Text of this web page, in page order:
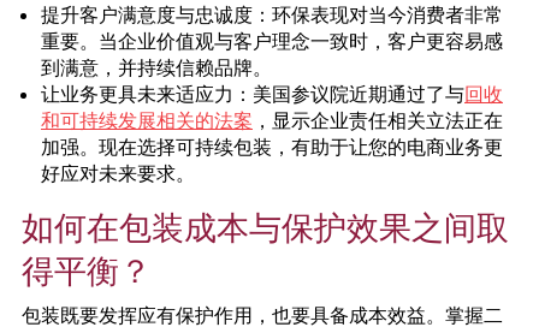
提升客户满意度与忠诚度：环保表现对当今消费者非常
重要。当企业价值观与客户理念一致时，客户更容易感
到满意，并持续信赖品牌。
让业务更具未来适应力：美国参议院近期通过了与回收
和可持续发展相关的法案 ，显示企业责任相关立法正在
加强。现在选择可持续包装，有助于让您的电商业务更
好应对未来要求。
如何在包装成本与保护效果之间取
得平衡？
包装既要发挥应有保护作用，也要具备成本效益。掌握二